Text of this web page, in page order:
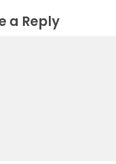
a Reply